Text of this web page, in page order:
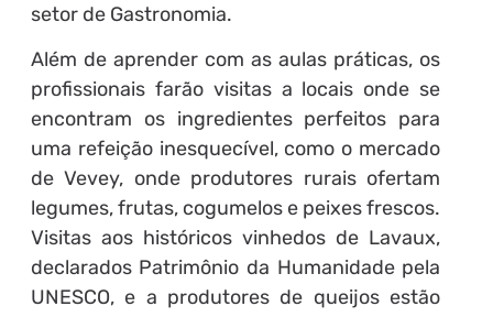
setor de Gastronomia.
Além de aprender com as aulas práticas, os
profissionais farão visitas a locais onde se
encontram os ingredientes perfeitos para
uma refeição inesquecível, como o mercado
de Vevey, onde produtores rurais ofertam
legumes, frutas, cogumelos e peixes frescos.
Visitas aos históricos vinhedos de Lavaux,
declarados Patrimônio da Humanidade pela
UNESCO, e a produtores de queijos estão